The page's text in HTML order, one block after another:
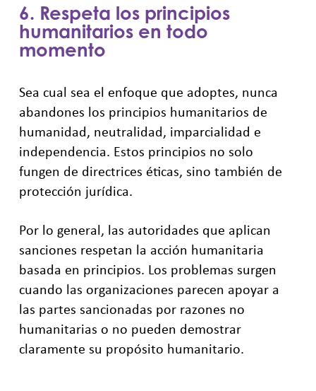
6. Respeta los principios
humanitarios en todo
momento
Sea cual sea el enfoque que adoptes, nunca
abandones los principios humanitarios de
humanidad, neutralidad, imparcialidad e
independencia. Estos principios no solo
fungen de directrices éticas, sino también de
protección jurídica.
Por lo general, las autoridades que aplican
sanciones respetan la acción humanitaria
basada en principios. Los problemas surgen
cuando las organizaciones parecen apoyar a
las partes sancionadas por razones no
humanitarias o no pueden demostrar
claramente su propósito humanitario.